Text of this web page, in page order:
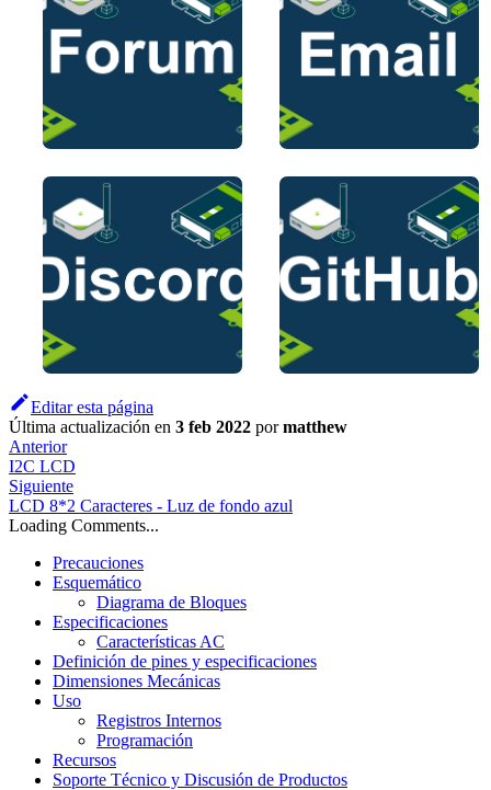
Editar esta página
Última actualización en 3 feb 2022 pormatthew
Anterior
I2C LCD
Siguiente
LCD 8*2 Caracteres - Luz de fondo azul
Loading Comments...
Precauciones
Esquemático
Diagrama de Bloques
Especificaciones
Características AC
Definición de pines y especificaciones
Dimensiones Mecánicas
Uso
Registros Internos
Programación
Recursos
Soporte Técnico y Discusión de Productos